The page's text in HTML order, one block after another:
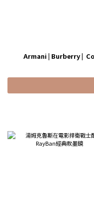
Armani | Burberry |